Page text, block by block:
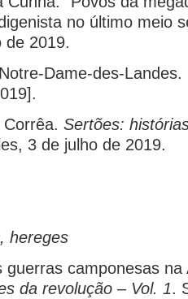
no último meio
de 2019.
Dame-des-Landes.
Sertões:
3 de julho de 2019.
hereges
guerras camponesas na
da revolução – Vol. 1.